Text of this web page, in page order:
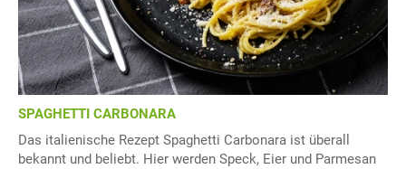
SPAGHETTI CARBONARA
Das italienische Rezept Spaghetti Carbonara ist überall
bekannt und beliebt. Hier werden Speck, Eier und Parmesan